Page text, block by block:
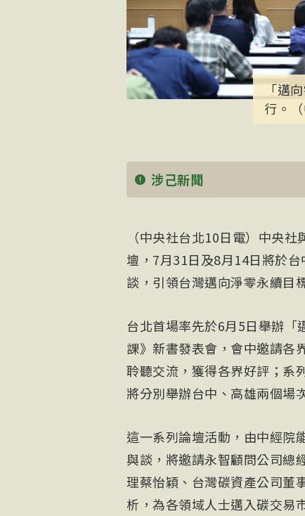
「邁
行。
涉己新聞
（中央社台北10日電）中央
壇，7月31日及8月14日將於
談，引領台灣邁向淨零永續目
台北首場率先於6月5日舉辦「
課》新書發表會，會中邀請各
聆聽交流，獲得各界好評；系
將分別舉辦台中、高雄兩個場
這一系列論壇活動，由中經院
與談，將邀請永智顧問公司總
理蔡怡穎、台灣碳資產公司董
析，為各領域人士邁入碳交易